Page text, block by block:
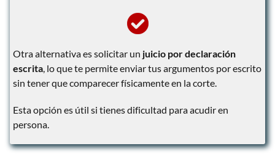
Otra alternativa es solicitar un juicio por declaración
escrita, lo que te permite enviar tus argumentos por escrito
sin tener que comparecer físicamente en la corte.
Esta opción es útil si tienes dificultad para acudir en
persona.